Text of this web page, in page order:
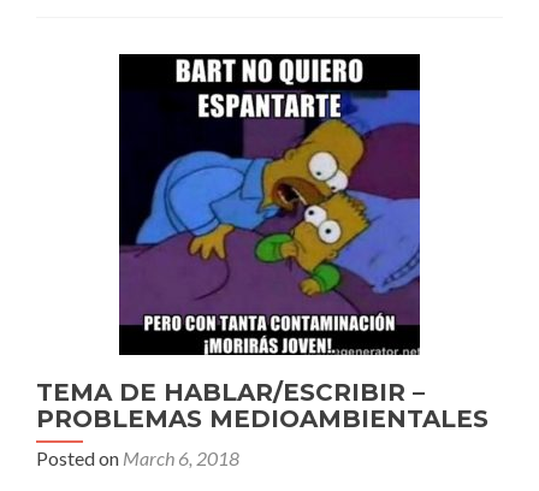
TENER
HIJOS
TEMA DE HABLAR/ESCRIBIR –
PROBLEMAS MEDIOAMBIENTALES
Posted on March 6, 2018